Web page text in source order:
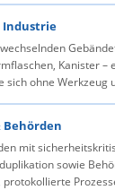
Industrie
Kanister –
sich ohne Werkzeug
mit
sowie
protokollierte